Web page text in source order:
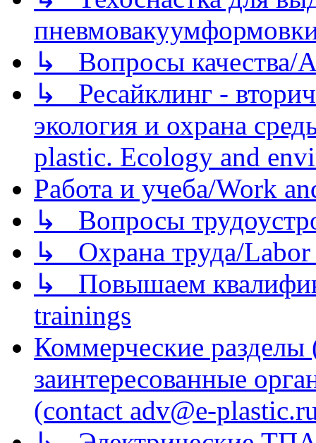
↳ Вопросы качества/
↳ Ресайклинг -
экология и охрана
plastic. Ecology and
Работа и учеба/Work
↳ Вопросы
↳ Охрана труда/Labor
↳ Повышаем
trainings
Коммерческие
заинтересованные
(contact adv@e-